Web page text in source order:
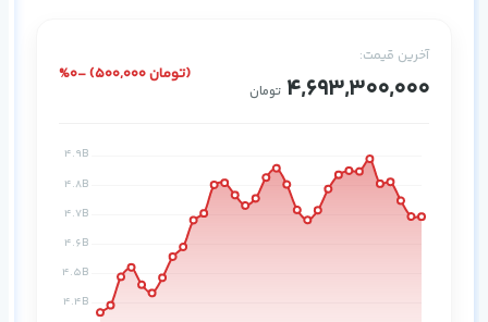
آخرین قیمت:
4,693,300,000 تومان
%0- (500,000 تومان)